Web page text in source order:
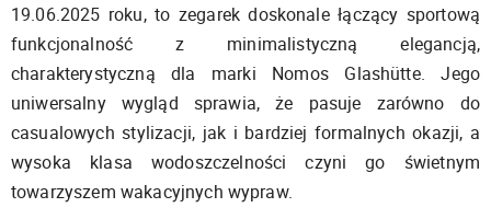
19.06.2025 roku, to zegarek doskonale łączący sportową
funkcjonalność z minimalistyczną elegancją,
charakterystyczną dla marki Nomos Glashütte. Jego
uniwersalny wygląd sprawia, że pasuje zarówno do
casualowych stylizacji, jak i bardziej formalnych okazji, a
wysoka klasa wodoszczelności czyni go świetnym
towarzyszem wakacyjnych wypraw.